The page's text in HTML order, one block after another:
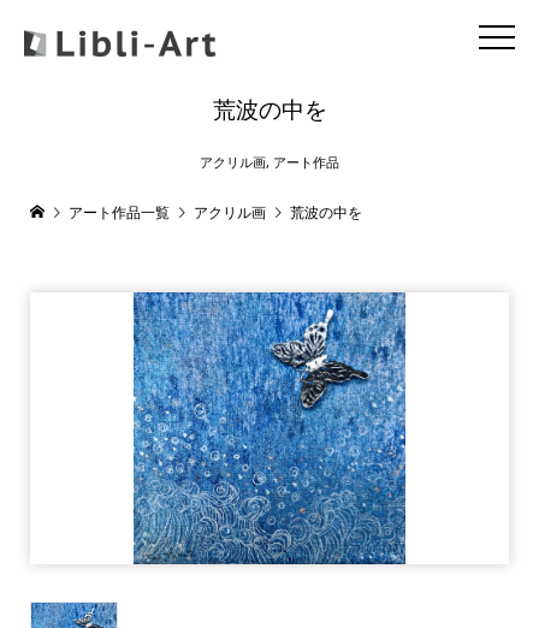
荒波の中を
アクリル画, アート作品
アート作品一覧 アクリル画 荒波の中を